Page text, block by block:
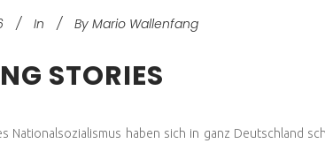
In By Mario Wallenfang
STORIES
Nationalsozialismus haben sich in ganz Deutschland